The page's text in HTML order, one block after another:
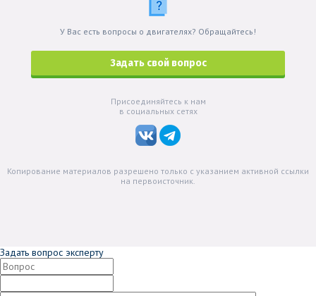
У Вас есть вопросы о двигателях? Обращайтесь!
Задать свой вопрос
Присоединяйтесь к нам
в социальных сетях
Копирование материалов разрешено только с указанием активной ссылки
на первоисточник.
Задать вопрос эксперту